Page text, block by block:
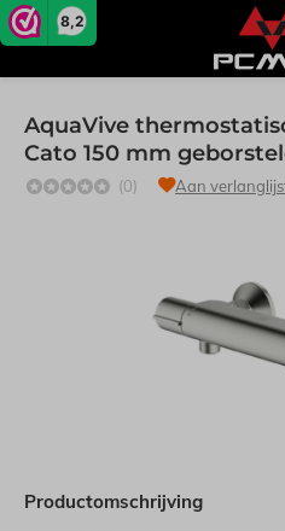
8,2
AquaVive
Cato 150 mm
(0) Aan
Productomschrijving